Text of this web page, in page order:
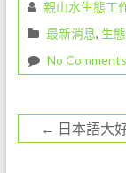
o
k
親山水生態工
最新消息, 生
No Comments
← 日本語大